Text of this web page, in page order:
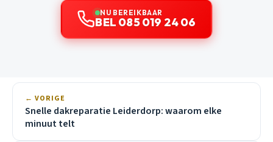
NU BEREIKBAAR
BEL 085 019 24 06
← VORIGE
Snelle dakreparatie Leiderdorp: waarom elke
minuut telt